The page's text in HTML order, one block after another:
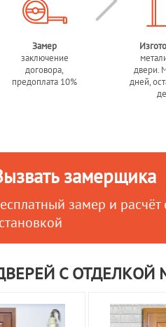
Замер
заключение
договора,
предоплата 10%
двери.
дней,
замерщика
замер и
С ОТДЕЛКОЙ